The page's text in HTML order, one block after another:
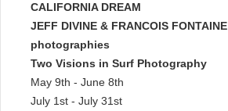
CALIFORNIA DREAM
JEFF DIVINE & FRANCOIS FONTAINE
photographies
Two Visions in Surf Photography
May 9th - June 8th
July 1st - July 31st